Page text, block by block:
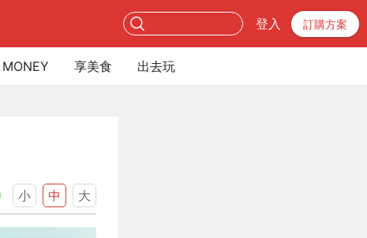
登入 訂購方案
MONEY 享美食 出去玩
小 中 大